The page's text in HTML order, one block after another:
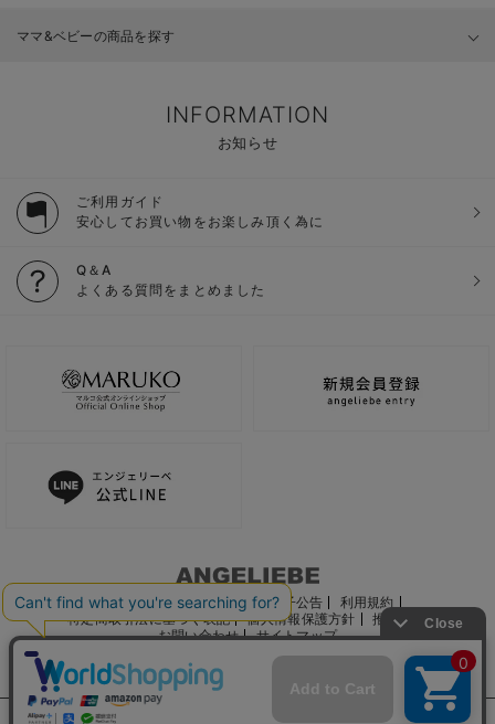
ママ&ベビーの商品を探す
INFORMATION
お知らせ
ご利用ガイド
安心してお買い物をお楽しみ頂く為に
Q＆A
よくある質問をまとめました
ご利用ガイド 会社概要 電子公告
利用規約
特定商取引法に基づく表記
個人情報保護方針
推奨環境
お問い合わせ
サイトマップ